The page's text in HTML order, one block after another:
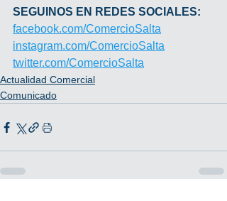
SEGUINOS EN REDES SOCIALES:
facebook.com/ComercioSalta
instagram.com/ComercioSalta
twitter.com/ComercioSalta
Actualidad Comercial
Comunicado